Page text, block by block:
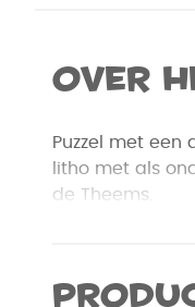
Over
Puzzel met een
litho met als
de Theems.